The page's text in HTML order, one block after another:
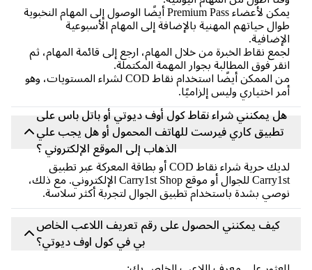
يمكن لأعضاء Premium Pass أيضًا الوصول إلى المهام النخبوية
حياتهم المهنية بالإضافة إلى المهام الأسبوعية
نقاط الخبرة من خلال المهام، ارجع إلى قائمة المهام، ثم
فوق المطالبة بجوار المهمة المكتملة.
من الممكن أيضًا استخدام نقاط COD لشراء المستويات، وهو
اختياري وليس إلزاميًا.
يمكنني شراء نقاط كول أوف ديوتي أو باتل باس على
تطبيق كاري فيرست للهاتف المحمول أو هل يجب علي
الذهاب إلى الموقع الإلكتروني ؟
لديك حرية شراء نقاط COD أو بطاقة المعركة عبر تطبيق
Carry1st للجوال أو موقع Carry1st Shop الإلكتروني. مع ذلك،
بشدة باستخدام تطبيق الجوال لتجربة أكثر سلاسة.
كيف يمكنني الحصول على رقم تعريف اللاعب الخاص
بي في كول اوف ديوتي؟